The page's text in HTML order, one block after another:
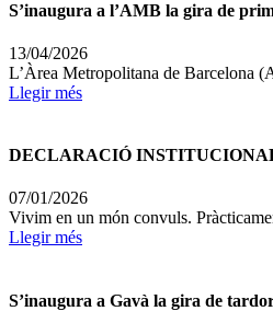
S’inaugura a l’AMB la gira de
13/04/2026
L’Àrea Metropolitana de Barcelona
Llegir més
DECLARACIÓ
07/01/2026
Vivim en un món convuls.
Llegir més
S’inaugura a Gavà la gira de